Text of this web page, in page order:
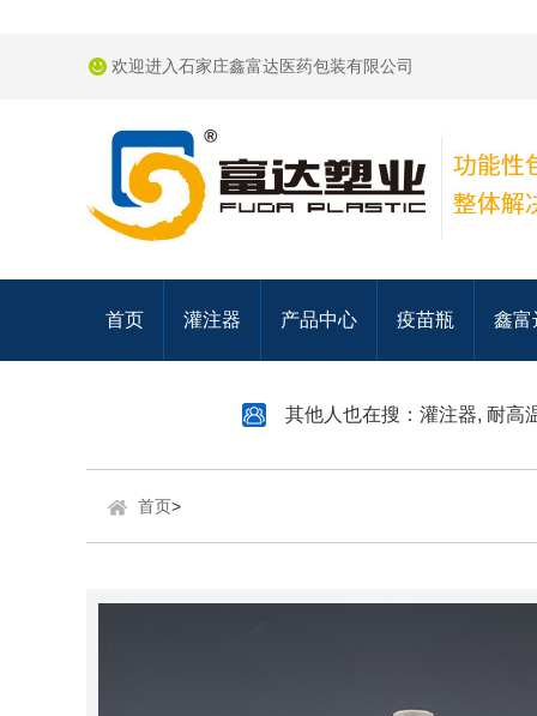
欢迎进入石家庄鑫富达医药包装有限公司
首页 灌注器 产品中心 疫苗瓶 鑫富
其他人也在搜： 灌注器, 耐高
首页>